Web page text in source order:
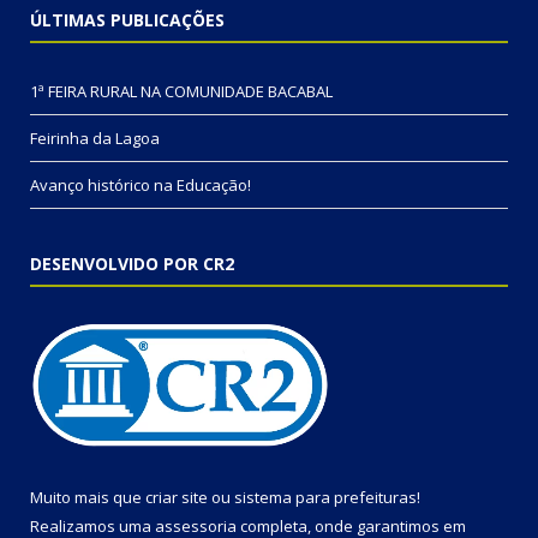
ÚLTIMAS PUBLICAÇÕES
1ª FEIRA RURAL NA COMUNIDADE BACABAL
Feirinha da Lagoa
Avanço histórico na Educação!
DESENVOLVIDO POR CR2
Muito mais que criar site ou sistema para prefeituras!
Realizamos uma assessoria completa, onde garantimos em